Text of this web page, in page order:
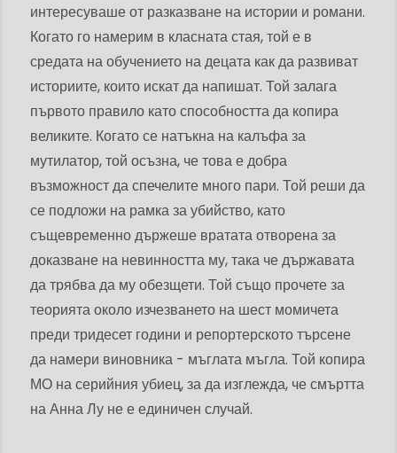
интересуваше от разказване на истории и романи.
Когато го намерим в класната стая, той е в
средата на обучението на децата как да развиват
историите, които искат да напишат. Той залага
първото правило като способността да копира
великите. Когато се натъкна на калъфа за
мутилатор, той осъзна, че това е добра
възможност да спечелите много пари. Той реши да
се подложи на рамка за убийство, като
същевременно държеше вратата отворена за
доказване на невинността му, така че държавата
да трябва да му обезщети. Той също прочете за
теорията около изчезването на шест момичета
преди тридесет години и репортерското търсене
да намери виновника - мъглата мъгла. Той копира
МО на серийния убиец, за да изглежда, че смъртта
на Анна Лу не е единичен случай.